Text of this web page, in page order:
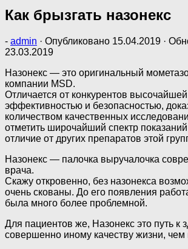
Как брызгать назонекс
- admin · Опубликовано 15.04.2019 ·
23.03.2019
Назонекс — это оригинальный
компании MSD.
Отличается от конкурентов высочайшей
эффективностью и безопасностью,
количеством качественных
отметить широчайший спектр
отличие от других препаратов этой
Назонекс — палочка выручалочка
врача.
Скажу откровенно, без назонекса
очень скованы. До его появления
была много более проблемной.
Для пациентов же, Назонекс это путь к
совершенно иному качеству жизни, чем